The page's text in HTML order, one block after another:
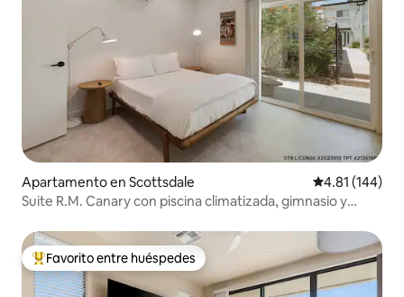
Apartamento en Scottsdale Calificación
4.81 (144)
Suite R.M. Canary con piscina climatizada, gimnasio y
Favorito entre huéspedes preferido
Favorito entre huéspedes